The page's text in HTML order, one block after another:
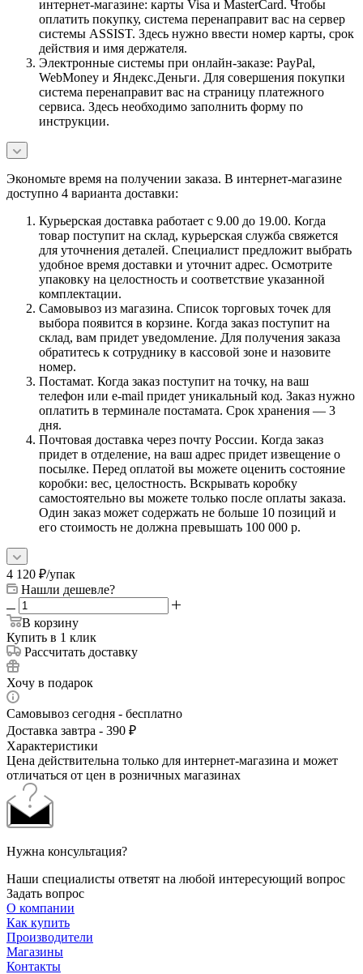
интернет-магазине: карты Visa и MasterCard. Чтобы
оплатить покупку, система перенаправит вас на сервер
системы ASSIST. Здесь нужно ввести номер карты, срок
действия и имя держателя.
Электронные системы при онлайн-заказе: PayPal,
WebMoney и Яндекс.Деньги. Для совершения покупки
система перенаправит вас на страницу платежного
сервиса. Здесь необходимо заполнить форму по
инструкции.
Экономьте время на получении заказа. В интернет-магазине
доступно 4 варианта доставки:
Курьерская доставка работает с 9.00 до 19.00. Когда
товар поступит на склад, курьерская служба свяжется
для уточнения деталей. Специалист предложит выбрать
удобное время доставки и уточнит адрес. Осмотрите
упаковку на целостность и соответствие указанной
комплектации.
Самовывоз из магазина. Список торговых точек для
выбора появится в корзине. Когда заказ поступит на
склад, вам придет уведомление. Для получения заказа
обратитесь к сотруднику в кассовой зоне и назовите
номер.
Постамат. Когда заказ поступит на точку, на ваш
телефон или e-mail придет уникальный код. Заказ нужно
оплатить в терминале постамата. Срок хранения — 3
дня.
Почтовая доставка через почту России. Когда заказ
придет в отделение, на ваш адрес придет извещение о
посылке. Перед оплатой вы можете оценить состояние
коробки: вес, целостность. Вскрывать коробку
самостоятельно вы можете только после оплаты заказа.
Один заказ может содержать не больше 10 позиций и
его стоимость не должна превышать 100 000 р.
4 120 ₽/упак
Нашли дешевле?
В корзину
Купить в 1 клик
Рассчитать доставку
Хочу в подарок
Самовывоз сегодня - бесплатно
Доставка завтра - 390 ₽
Характеристики
Цена действительна только для интернет-магазина и может
отличаться от цен в розничных магазинах
Нужна консультация?
Наши специалисты ответят на любой интересующий вопрос
Задать вопрос
О компании
Как купить
Производители
Магазины
Контакты